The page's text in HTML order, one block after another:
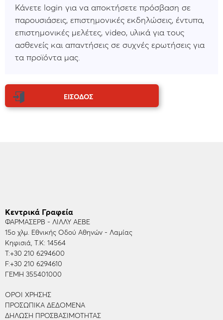
Κάνετε login για να αποκτήσετε πρόσβαση σε
παρουσιάσεις, επιστημονικές εκδηλώσεις, έντυπα,
επιστημονικές μελέτες, video, υλικά για τους
ασθενείς και απαντήσεις σε συχνές ερωτήσεις για
τα προϊόντα μας.
ΕΙΣΟΔΟΣ
Κεντρικά Γραφεία
ΦΑΡΜΑΣΕΡΒ - ΛΙΛΛΥ ΑΕΒΕ
15ο χλμ. Εθνικής Οδού Αθηνών - Λαμίας
Κηφισιά, Τ.Κ: 14564
Τ:+30 210 6294600
F:+30 210 6294610
ΓΕΜΗ 355401000
ΌΡΟΙ ΧΡΉΣΗΣ
ΠΡΟΣΩΠΙΚΆ ΔΕΔΟΜΈΝΑ
ΔΉΛΩΣΗ ΠΡΟΣΒΑΣΙΜΌΤΗΤΑΣ